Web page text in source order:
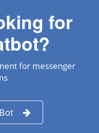
for
for messenger